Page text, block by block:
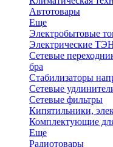
Автотовары
Еще
Электробытовые
Электрические
Сетевые
бра
Стабилизаторы
Сетевые
Сетевые фильтры
Кипятильники,
Комплектующие
Еще
Радиотовары